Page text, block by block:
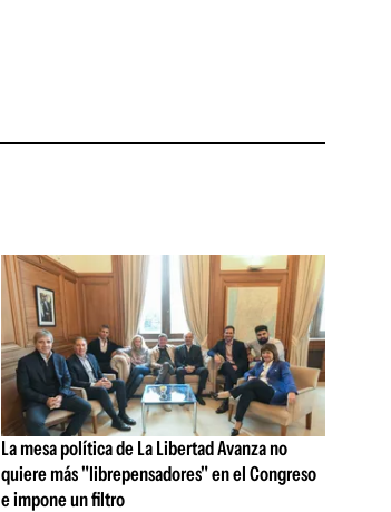
La mesa política de La Libertad Avanza no
quiere más "librepensadores" en el Congreso
e impone un filtro